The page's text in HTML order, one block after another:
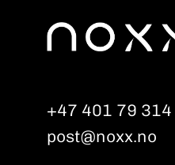
+47 401 79 314
post@noxx.no